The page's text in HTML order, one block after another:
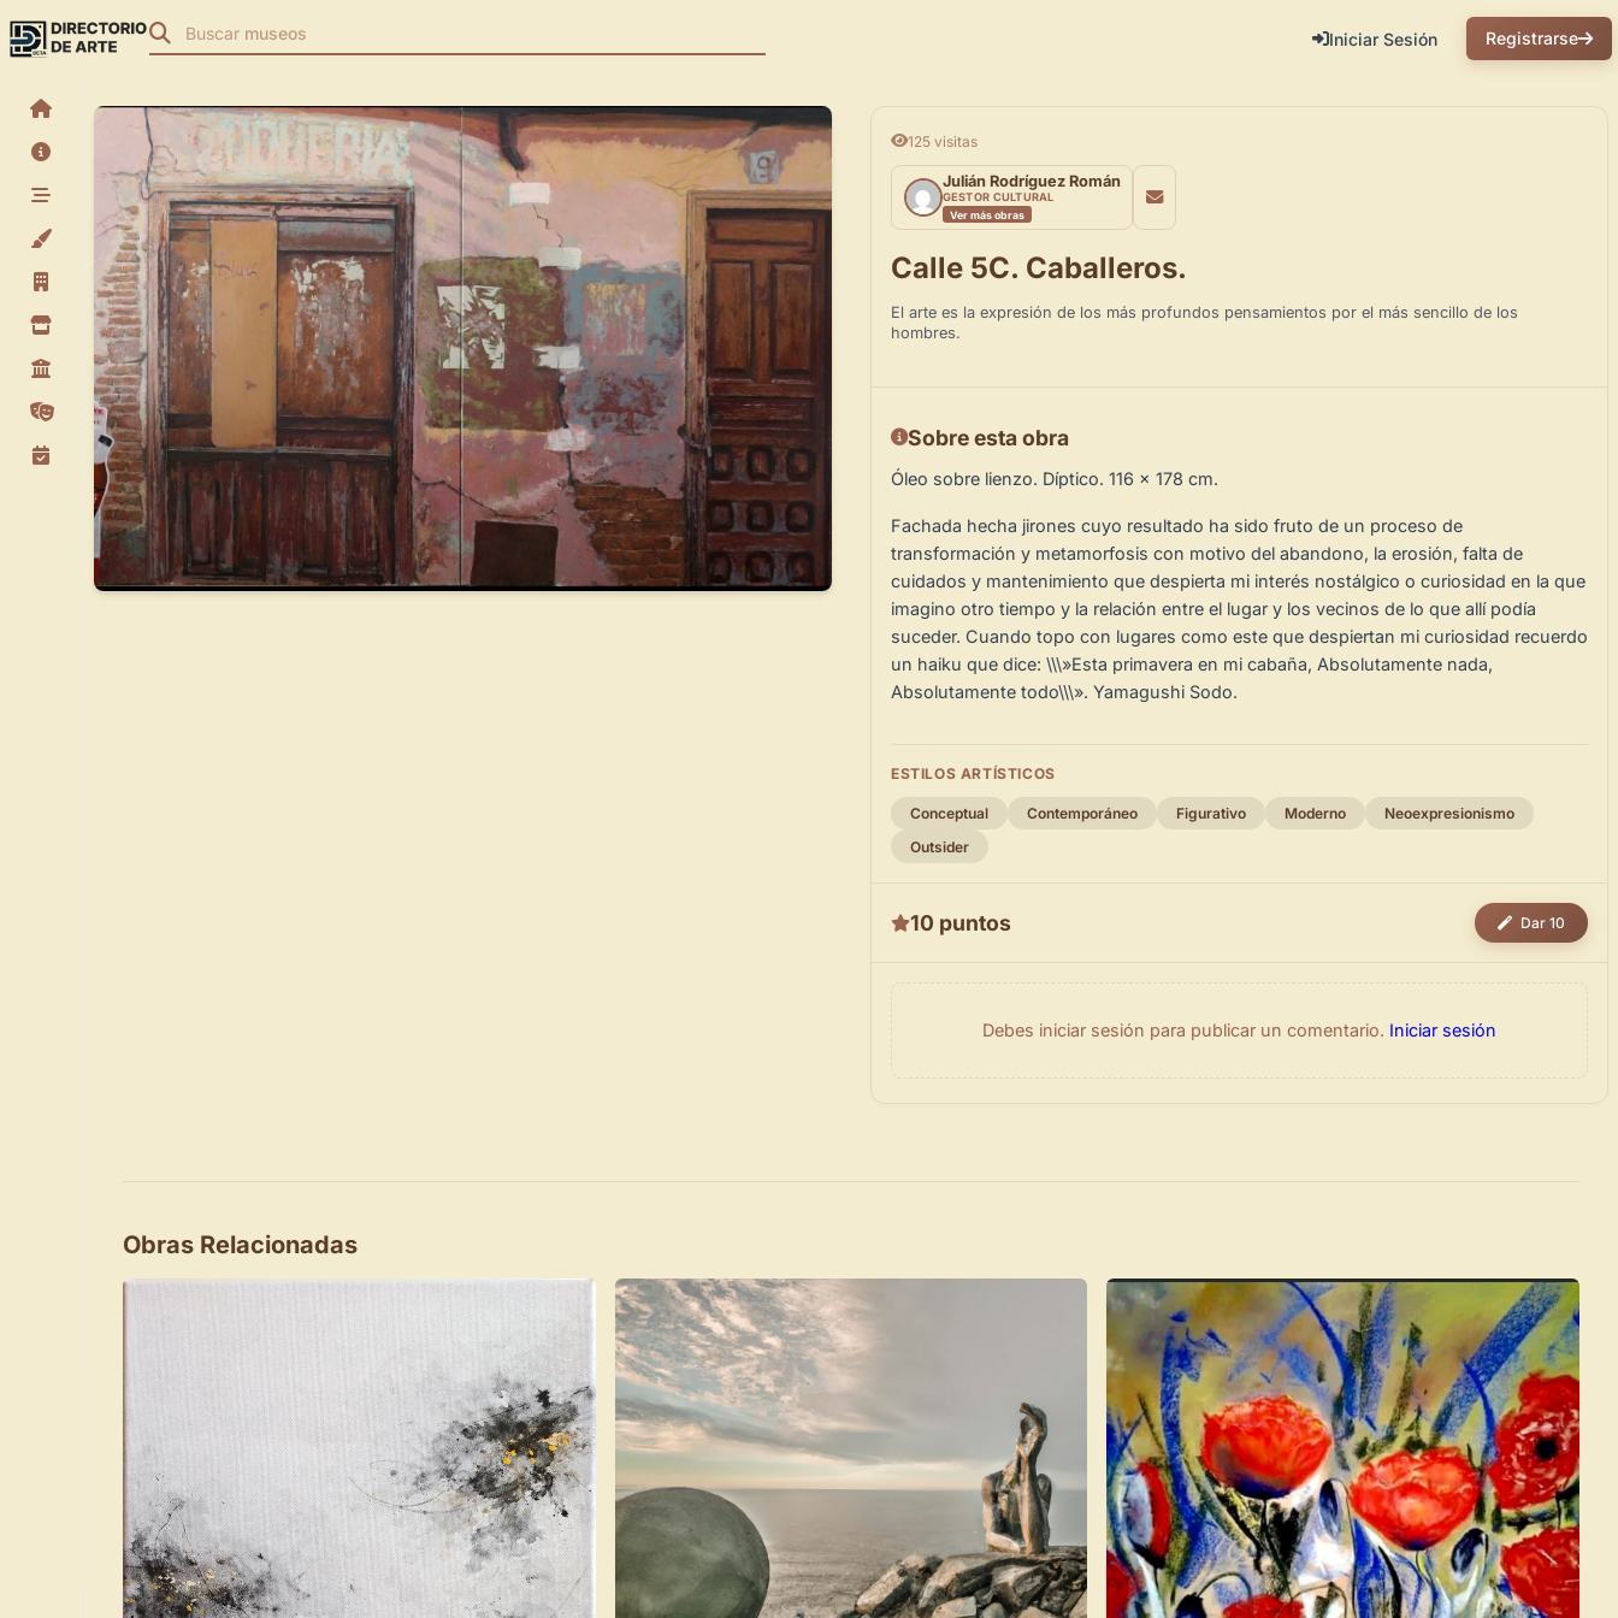
Buscar museos Iniciar Sesión Registrarse
125 visitas
Julián Rodríguez Román
GESTOR CULTURAL
Ver más obras
Calle 5C. Caballeros.
El arte es la expresión de los más profundos pensamientos por el más sencillo de los
hombres.
Sobre esta obra
Óleo sobre lienzo. Díptico. 116 x 178 cm.
Fachada hecha jirones cuyo resultado ha sido fruto de un proceso de
transformación y metamorfosis con motivo del abandono, la erosión, falta de
cuidados y mantenimiento que despierta mi interés nostálgico o curiosidad en la que
imagino otro tiempo y la relación entre el lugar y los vecinos de lo que allí podía
suceder. Cuando topo con lugares como este que despiertan mi curiosidad recuerdo
un haiku que dice: \\\»Esta primavera en mi cabaña, Absolutamente nada,
Absolutamente todo\\\». Yamagushi Sodo.
ESTILOS ARTÍSTICOS
Conceptual Contemporáneo Figurativo Moderno
Neoexpresionismo
Outsider
10 puntos Dar 10
Debes iniciar sesión para publicar un comentario. Iniciar sesión
Obras Relacionadas
×
Novedad: Tu Panel de Usuario
Directorio de Arte estrena su nuevoPanel de Usuario: tu
centro de control para gestionar todo tu arte.
Publica y gestiona tus obras
Administra tu Espacio de Arte
Crea eventos y noticias